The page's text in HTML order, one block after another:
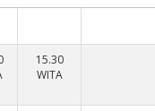
15.30
WITA